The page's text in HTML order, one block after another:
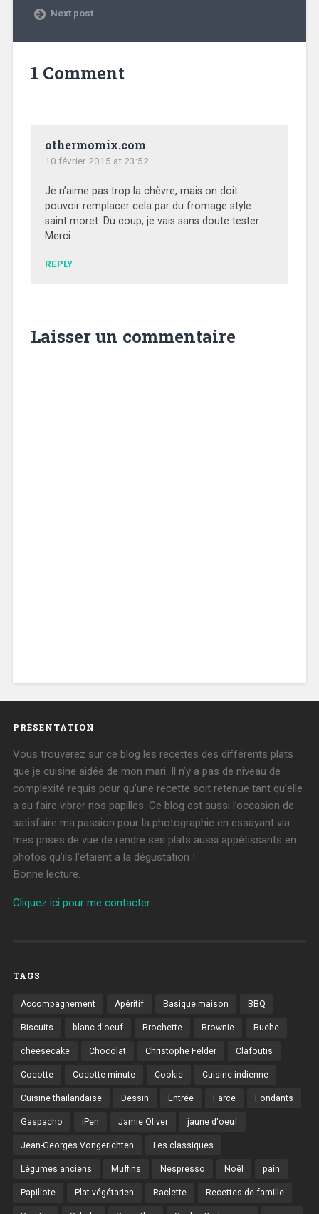
Next post
1 Comment
othermomix.com
10 février 2015 at 23:52
Je n’aime pas trop la chèvre, mais on doit
pouvoir remplacer cela par du fromage style
saint moret. Du coup, je vais sans doute tester.
Merci.
REPLY
Laisser un commentaire
PRÉSENTATION
Vous trouverez sur ce blog les recettes des différents plats
que je cuisine aidée de mon mari. Il n’y a pas de niveau de
complexité requis pour qu’une recette soit retenue tant qu’elle
a su faire vibrer nos papilles. Ce blog est aussi l’occasion de
satisfaire ma passion pour la photographie en essayant via
mes prises de vue de rendre ses plats aussi appétissants en
photos qu’ils l’étaient a la dégustation !
Bonne lecture.
Cliquez ici pour me contacter
TAGS
Accompagnement Apéritif Basique maison BBQ
Biscuits blanc d'oeuf Brochette Brownie Buche
cheesecake Chocolat Christophe Felder Clafoutis
Cocotte Cocotte-minute Cookie Cuisine indienne
Cuisine thaïlandaise Dessin Entrée Farce Fondants
Gaspacho iPen Jamie Oliver jaune d'oeuf
Jean-Georges Vongerichten Les classiques
Légumes anciens Muffins Nespresso Noël pain
Papillote Plat végétarien Raclette Recettes de famille